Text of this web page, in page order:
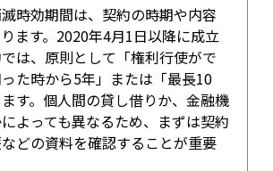
時効期間は、契約の時期や内容
ます。2020年4月1日以降に成立
は、原則として「権利行使がで
た時から5年」または「最長10
す。個人間の貸し借りか、金融機
よっても異なるため、まずは契約
どの資料を確認することが重要